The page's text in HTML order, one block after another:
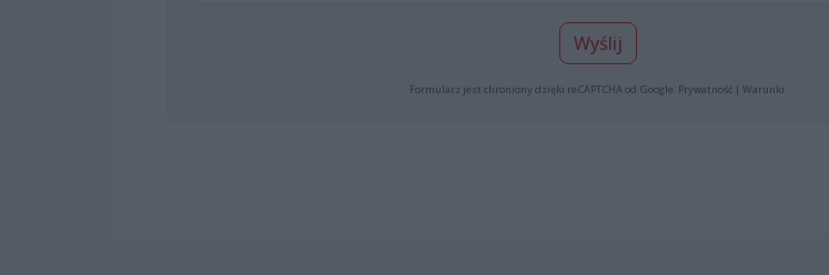
Wyślij
Formularz jest chroniony dzięki reCAPTCHA od Google: Prywatność| Warunki